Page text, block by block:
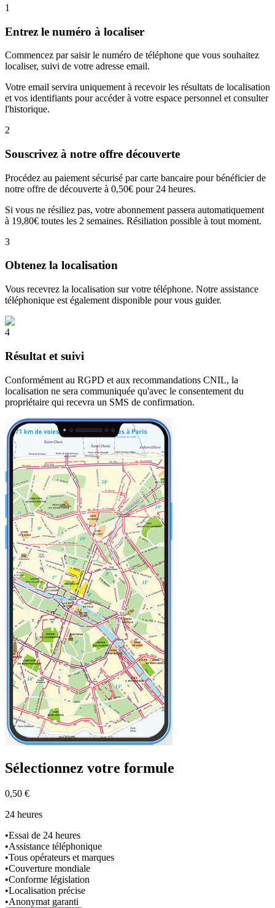
1
Entrez le numéro à localiser
Commencez par saisir le numéro de téléphone que vous souhaitez
localiser, suivi de votre adresse email.
Votre email servira uniquement à recevoir les résultats de localisation
et vos identifiants pour accéder à votre espace personnel et consulter
l'historique.
2
Souscrivez à notre offre découverte
Procédez au paiement sécurisé par carte bancaire pour bénéficier de
notre offre de découverte à 0,50€ pour 24 heures.
Si vous ne résiliez pas, votre abonnement passera automatiquement
à 19,80€ toutes les 2 semaines. Résiliation possible à tout moment.
3
Obtenez la localisation
Vous recevrez la localisation sur votre téléphone. Notre assistance
téléphonique est également disponible pour vous guider.
4
Résultat et suivi
Conformément au RGPD et aux recommandations CNIL, la
localisation ne sera communiquée qu'avec le consentement du
propriétaire qui recevra un SMS de confirmation.
Sélectionnez votre formule
0,50 €
24 heures
•Essai de 24 heures
•Assistance téléphonique
•Tous opérateurs et marques
•Couverture mondiale
•Conforme législation
•Localisation précise
•Anonymat garanti